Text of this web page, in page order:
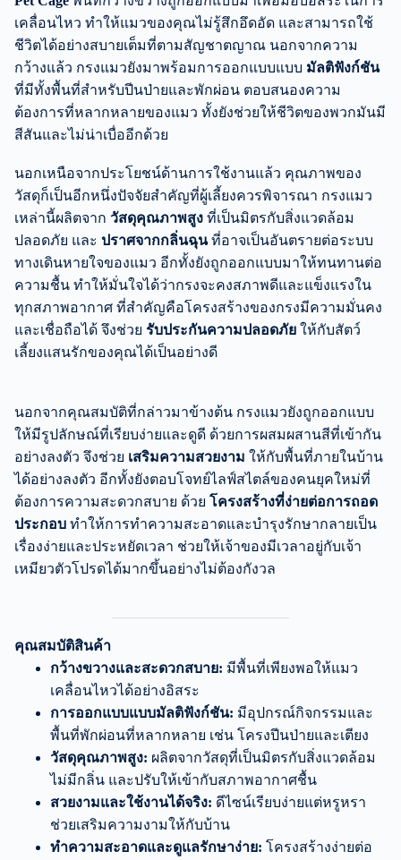
เคลื่อนไหว ทำให้แมวของคุณไม่รู้สึกอึดอัด และสามารถใช้
ชีวิตได้อย่างสบายเต็มที่ตามสัญชาตญาณ นอกจากความ
กว้างแล้ว กรงแมวยังมาพร้อมการออกแบบแบบ มัลติฟังก์ชัน
ที่มีทั้งพื้นที่สำหรับปีนป่ายและพักผ่อน ตอบสนองความ
ต้องการที่หลากหลายของแมว ทั้งยังช่วยให้ชีวิตของพวกมันมี
สีสันและไม่น่าเบื่ออีกด้วย
นอกเหนือจากประโยชน์ด้านการใช้งานแล้ว คุณภาพของ
วัสดุก็เป็นอีกหนึ่งปัจจัยสำคัญที่ผู้เลี้ยงควรพิจารณา กรงแมว
เหล่านี้ผลิตจาก วัสดุคุณภาพสูง ที่เป็นมิตรกับสิ่งแวดล้อม
ปลอดภัย และ ปราศจากกลิ่นฉุนที่อาจเป็นอันตรายต่อระบบ
ทางเดินหายใจของแมว อีกทั้งยังถูกออกแบบมาให้ทนทานต่อ
ความชื้น ทำให้มั่นใจได้ว่ากรงจะคงสภาพดีและแข็งแรงใน
ทุกสภาพอากาศ ที่สำคัญคือโครงสร้างของกรงมีความมั่นคง
และเชื่อถือได้ จึงช่วย รับประกันความปลอดภัย ให้กับสัตว์
เลี้ยงแสนรักของคุณได้เป็นอย่างดี
นอกจากคุณสมบัติที่กล่าวมาข้างต้น กรงแมวยังถูกออกแบบ
ให้มีรูปลักษณ์ที่เรียบง่ายและดูดี ด้วยการผสมผสานสีที่เข้ากัน
อย่างลงตัว จึงช่วย เสริมความสวยงาม ให้กับพื้นที่ภายในบ้าน
ได้อย่างลงตัว อีกทั้งยังตอบโจทย์ไลฟ์สไตล์ของคนยุคใหม่ที่
ต้องการความสะดวกสบาย ด้วย โครงสร้างที่ง่ายต่อการถอด
ประกอบ ทำให้การทำความสะอาดและบำรุงรักษากลายเป็น
เรื่องง่ายและประหยัดเวลา ช่วยให้เจ้าของมีเวลาอยู่กับเจ้า
เหมียวตัวโปรดได้มากขึ้นอย่างไม่ต้องกังวล
คุณสมบัติสินค้า
กว้างขวางและสะดวกสบาย: มีพื้นที่เพียงพอให้แมว
เคลื่อนไหวได้อย่างอิสระ
การออกแบบแบบมัลติฟังก์ชัน: มีอุปกรณ์กิจกรรมและ
พื้นที่พักผ่อนที่หลากหลาย เช่น โครงปีนป่ายและเตียง
วัสดุคุณภาพสูง: ผลิตจากวัสดุที่เป็นมิตรกับสิ่งแวดล้อม
ไม่มีกลิ่น และปรับให้เข้ากับสภาพอากาศชื้น
สวยงามและใช้งานได้จริง: ดีไซน์เรียบง่ายแต่หรูหรา
ช่วยเสริมความงามให้กับบ้าน
ทำความสะอาดและดูแลรักษาง่าย: โครงสร้างง่ายต่อ